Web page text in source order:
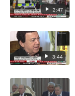
2:47
3:44